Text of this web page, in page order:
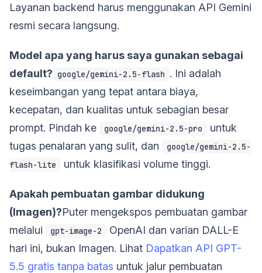
Layanan backend harus menggunakan API Gemini
resmi secara langsung.
Model apa yang harus saya gunakan sebagai
default? google/gemini-2.5-flash . Ini adalah
keseimbangan yang tepat antara biaya,
kecepatan, dan kualitas untuk sebagian besar
prompt. Pindah ke
google/gemini-2.5-pro
untuk
tugas penalaran yang sulit, dan
google/gemini-2.5-
flash-lite
untuk klasifikasi volume tinggi.
Apakah pembuatan gambar didukung
(Imagen)?Puter mengekspos pembuatan gambar
melalui
gpt-image-2
OpenAI dan varian DALL-E
hari ini, bukan Imagen. Lihat Dapatkan API GPT-
5.5 gratis tanpa batas untuk jalur pembuatan